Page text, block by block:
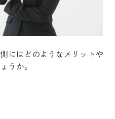
にはどのようなメリットや
うか。